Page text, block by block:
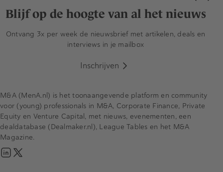
Blijf op de hoogte van al het nieuws
Ontvang 3x per week de nieuwsbrief met artikelen, deals en
interviews in je mailbox
Inschrijven
M&A (MenA.nl) is het toonaangevende platform en community
voor (young) professionals in M&A, Corporate Finance, Private
Equity en Venture Capital, met nieuws, evenementen, een
dealdatabase (Dealmaker.nl), League Tables en het M&A
Magazine.